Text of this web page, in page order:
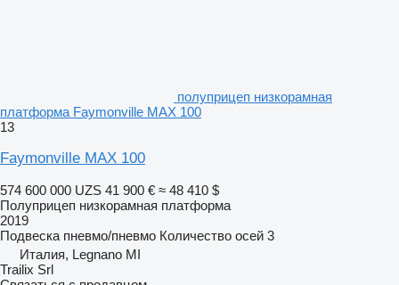
полуприцеп низкорамная
платформа Faymonville MAX 100
13
Faymonville MAX 100
574 600 000 UZS 41 900 € ≈ 48 410 $
Полуприцеп низкорамная платформа
2019
Подвеска пневмо/пневмо Количество осей 3
Италия, Legnano MI
Trailix Srl